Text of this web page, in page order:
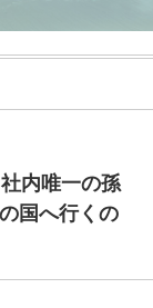
内唯一の孫
国へ行くの